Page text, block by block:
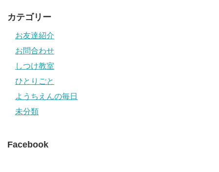
カテゴリー
お友達紹介
お問合わせ
しつけ教室
ひとりごと
ようちえんの毎日
未分類
Facebook